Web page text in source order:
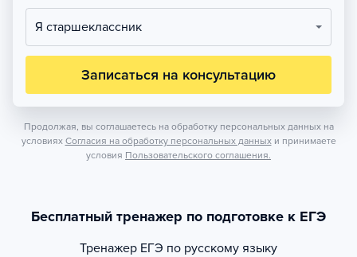
Я старшеклассник
Записаться на консультацию
Продолжая, вы соглашаетесь на обработку персональных данных на
условиях Согласия на обработку персональных данных и принимаете
условия Пользовательского соглашения.
Бесплатный тренажер по подготовке к ЕГЭ
Тренажер ЕГЭ по русскому языку